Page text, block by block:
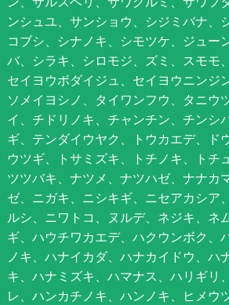
ンシュユ、サンショウ、シジミバナ、
コブシ、シナノキ、シモツケ、ジュー
バ、シラキ、シロモジ、ズミ、スモモ
セイヨウボダイジュ、セイヨウニンジ
ソメイヨシノ、タイワンフウ、タニウ
イ、チドリノキ、チャンチン、チンシ
ギ、テンダイウヤク、トウカエデ、ド
ウツギ、トサミズキ、トチノキ、トチ
ツツバキ、ナツメ、ナツハゼ、ナナカ
ゼ、ニガキ、ニシキギ、ニセアカシア
ルシ、ニワトコ、ヌルデ、ネジキ、ネ
ギ、ハウチワカエデ、ハクウンボク、
ノキ、ハナイカダ、ハナカイドウ、ハ
キ、ハナミズキ、ハマナス、ハリギリ
レ、ハンカチノキ、ハンノキ、ヒメウ